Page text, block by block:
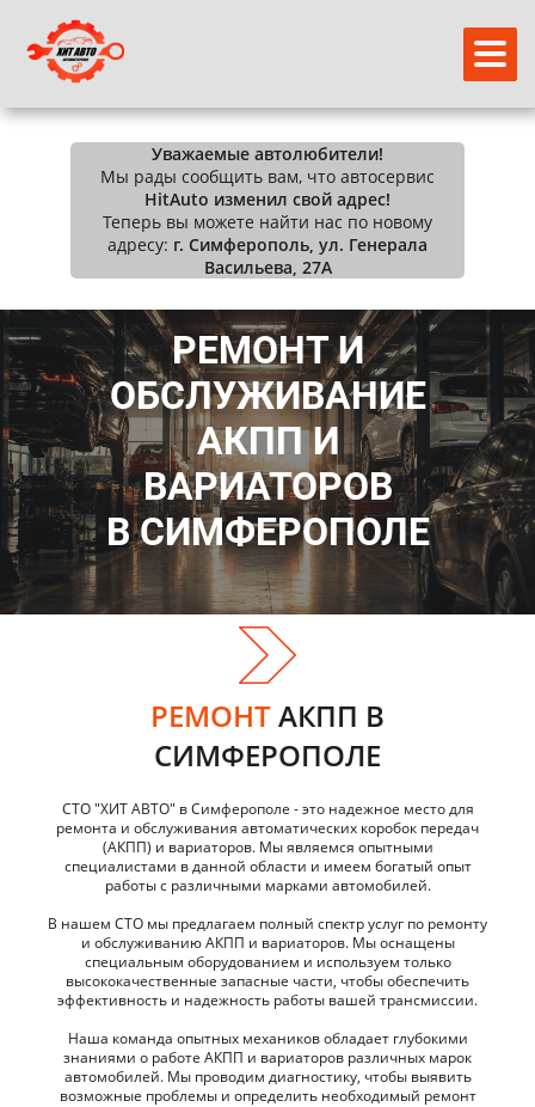
Уважаемые автолюбители!
Мы рады сообщить вам, что автосервис
HitAuto изменил свой адрес!
Теперь вы можете найти нас по новому
адресу: г. Симферополь, ул. Генерала
Васильева, 27А
РЕМОНТ И
ОБСЛУЖИВАНИЕ
АКПП И
ВАРИАТОРОВ
В СИМФЕРОПОЛЕ
РЕМОНТАКПП В
СИМФЕРОПОЛЕ
СТО "ХИТ АВТО" в Симферополе - это надежное место для
ремонта и обслуживания автоматических коробок передач
(АКПП) и вариаторов. Мы являемся опытными
специалистами в данной области и имеем богатый опыт
работы с различными марками автомобилей.
В нашем СТО мы предлагаем полный спектр услуг по ремонту
и обслуживанию АКПП и вариаторов. Мы оснащены
специальным оборудованием и используем только
высококачественные запасные части, чтобы обеспечить
эффективность и надежность работы вашей трансмиссии.
Наша команда опытных механиков обладает глубокими
знаниями о работе АКПП и вариаторов различных марок
автомобилей. Мы проводим диагностику, чтобы выявить
возможные проблемы и определить необходимый ремонт